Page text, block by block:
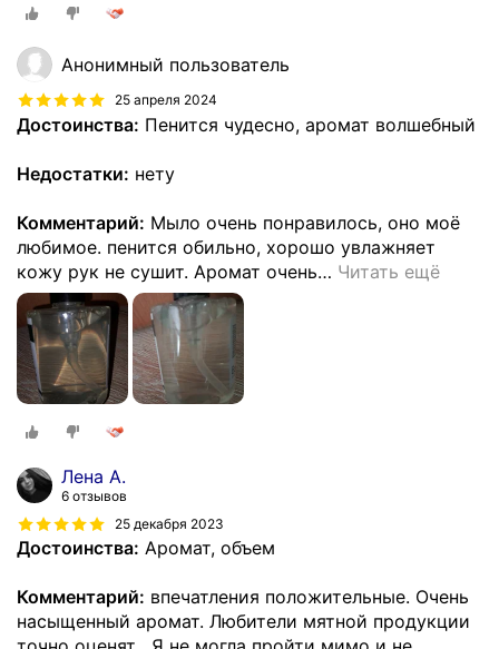
Анонимный пользователь
25 апреля 2024
Достоинства: Пенится чудесно, аромат волшебный
Недостатки: нету
Комментарий: Мыло очень понравилось, оно моё
любимое. пенится обильно, хорошо увлажняет
кожу рук не сушит. Аромат очень… Читать ещё
Лена А.
6 отзывов
25 декабря 2023
Достоинства: Аромат, объем
Комментарий: впечатления положительные. Очень
насыщенный аромат. Любители мятной продукции